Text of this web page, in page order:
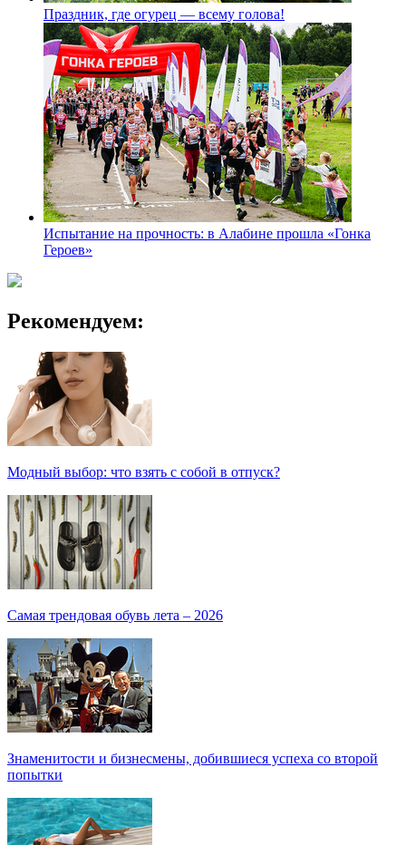
Праздник, где огурец — всему голова!
Испытание на прочность: в Алабине прошла «Гонка
Героев»
Рекомендуем:
Модный выбор: что взять с собой в отпуск?
Самая трендовая обувь лета – 2026
Знаменитости и бизнесмены, добившиеся успеха со второй
попытки